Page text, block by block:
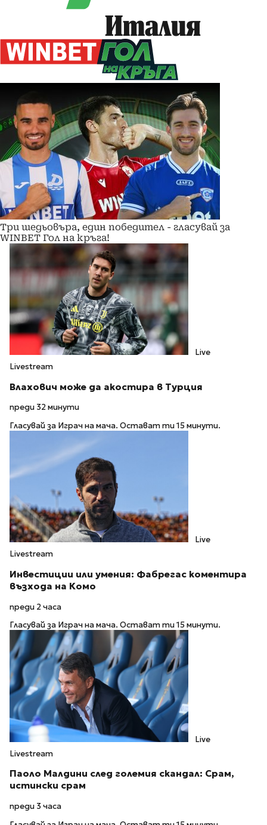
Италия
Три шедьовъра, един победител - гласувай за
WINBET Гол на кръга!
Live
Livestream
Влахович може да акостира в Турция
преди 32 минути
Гласувай за Играч на мача. Остават ти 15 минути.
Live
Livestream
Инвестиции или умения: Фабрегас коментира
възхода на Комо
преди 2 часа
Гласувай за Играч на мача. Остават ти 15 минути.
Live
Livestream
Паоло Малдини след големия скандал: Срам,
истински срам
преди 3 часа